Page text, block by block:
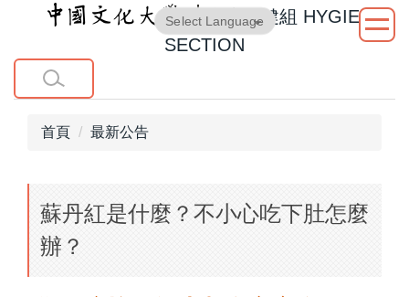
主
內
衛生保健組 HYGIENE
SECTION
Translate
首頁 最新公告
蘇丹紅是什麼？不小心吃下肚怎麼
辦？